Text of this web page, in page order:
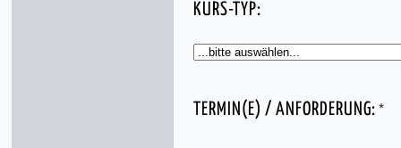
KURS-TYP:
TERMIN(E) / ANFORDERUNG: *